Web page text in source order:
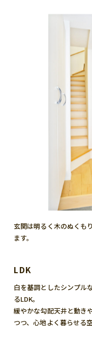
玄関は明るく木のぬくも
ます。
LDK
白を基調としたシンプル
るLDK。
緩やかな勾配天井と動き
つつ、心地よく暮らせる